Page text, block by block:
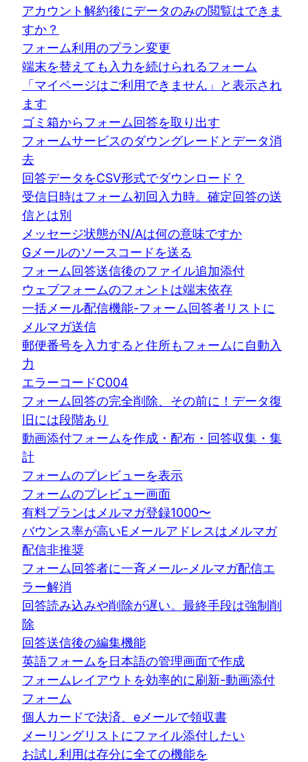
アカウント解約後にデータのみの閲覧はできま
すか？
フォーム利用のプラン変更
端末を替えても入力を続けられるフォーム
「マイページはご利用できません」と表示され
ます
ゴミ箱からフォーム回答を取り出す
フォームサービスのダウングレードとデータ消
去
回答データをCSV形式でダウンロード？
受信日時はフォーム初回入力時。確定回答の送
信とは別
メッセージ状態がN/Aは何の意味ですか
Gメールのソースコードを送る
フォーム回答送信後のファイル追加添付
ウェブフォームのフォントは端末依存
一括メール配信機能-フォーム回答者リストに
メルマガ送信
郵便番号を入力すると住所もフォームに自動入
力
エラーコードC004
フォーム回答の完全削除、その前に！データ復
旧には段階あり
動画添付フォームを作成・配布・回答収集・集
計
フォームのプレビューを表示
フォームのプレビュー画面
有料プランはメルマガ登録1000〜
バウンス率が高いEメールアドレスはメルマガ
配信非推奨
フォーム回答者に一斉メール-メルマガ配信エ
ラー解消
回答読み込みや削除が遅い。最終手段は強制削
除
回答送信後の編集機能
英語フォームを日本語の管理画面で作成
フォームレイアウトを効率的に刷新-動画添付
フォーム
個人カードで決済、eメールで領収書
メーリングリストにファイル添付したい
お試し利用は存分に全ての機能を